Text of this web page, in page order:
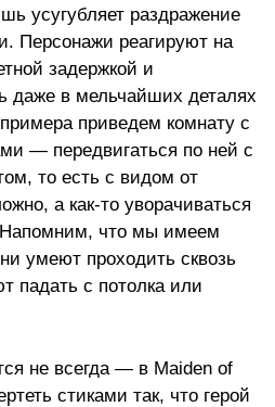
усугубляет раздражение
Персонажи реагируют на
задержкой и
даже в мельчайших деталях
приведем комнату с
— передвигаться по ней с
то есть с видом от
а как-то уворачиваться
Напомним, что мы имеем
умеют проходить сквозь
падать с потолка или
не всегда — в Maiden of
стиками так, что герой